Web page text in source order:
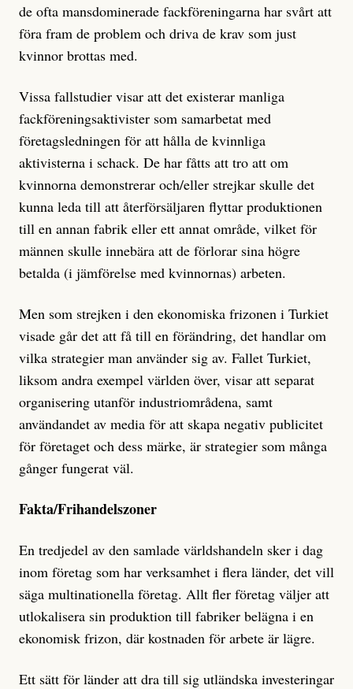
de ofta mansdominerade fackföreningarna har svårt att
föra fram de problem och driva de krav som just
kvinnor brottas med.
Vissa fallstudier visar att det existerar manliga
fackföreningsaktivister som samarbetat med
företagsledningen för att hålla de kvinnliga
aktivisterna i schack. De har fåtts att tro att om
kvinnorna demonstrerar och/eller strejkar skulle det
kunna leda till att återförsäljaren flyttar produktionen
till en annan fabrik eller ett annat område, vilket för
männen skulle innebära att de förlorar sina högre
betalda (i jämförelse med kvinnornas) arbeten.
Men som strejken i den ekonomiska frizonen i Turkiet
visade går det att få till en förändring, det handlar om
vilka strategier man använder sig av. Fallet Turkiet,
liksom andra exempel världen över, visar att separat
organisering utanför industriområdena, samt
användandet av media för att skapa negativ publicitet
för företaget och dess märke, är strategier som många
gånger fungerat väl.
Fakta/Frihandelszoner
En tredjedel av den samlade världshandeln sker i dag
inom företag som har verksamhet i flera länder, det vill
säga multinationella företag. Allt fler företag väljer att
utlokalisera sin produktion till fabriker belägna i en
ekonomisk frizon, där kostnaden för arbete är lägre.
Ett sätt för länder att dra till sig utländska investeringar